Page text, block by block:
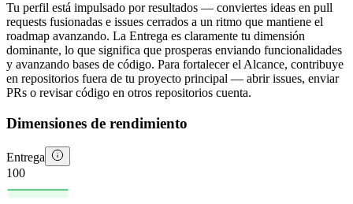
Tu perfil está impulsado por resultados — conviertes ideas en pull
requests fusionadas e issues cerrados a un ritmo que mantiene el
roadmap avanzando. La Entrega es claramente tu dimensión
dominante, lo que significa que prosperas enviando funcionalidades
y avanzando bases de código. Para fortalecer el Alcance, contribuye
en repositorios fuera de tu proyecto principal — abrir issues, enviar
PRs o revisar código en otros repositorios cuenta.
Dimensiones de rendimiento
Entrega
100